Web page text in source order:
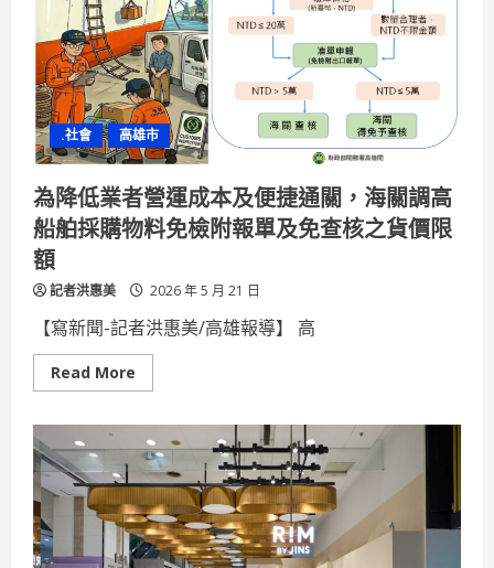
代
價
值
選
擇
葛
望
平
勉
青
年
走
出
屬
於
自
路
.社會 高雄市
為降低業者營運成本及便捷通關，海關調高
船舶採購物料免檢附報單及免查核之貨價限
額
記者洪惠美 2026 年 5 月 21 日
【寫新聞-記者洪惠美/高雄報導】 高
Read More
more
低
業
者
營
運
成
本
及